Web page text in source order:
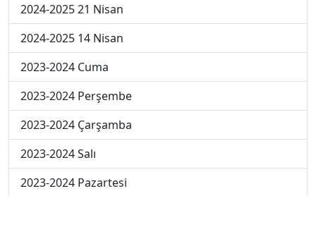
2024-2025 21 Nisan
2024-2025 14 Nisan
2023-2024 Cuma
2023-2024 Perşembe
2023-2024 Çarşamba
2023-2024 Salı
2023-2024 Pazartesi